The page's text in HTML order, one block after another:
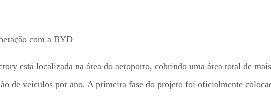
está localizada na área do aeroporto, cobrindo uma área total de
de veículos por ano. A primeira fase do projeto foi oficialmente